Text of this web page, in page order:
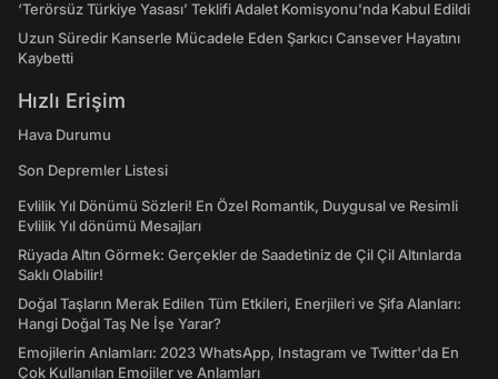
‘Terörsüz Türkiye Yasası’ Teklifi Adalet Komisyonu'nda Kabul Edildi
Uzun Süredir Kanserle Mücadele Eden Şarkıcı Cansever Hayatını
Kaybetti
Hızlı Erişim
Hava Durumu
Son Depremler Listesi
Evlilik Yıl Dönümü Sözleri! En Özel Romantik, Duygusal ve Resimli
Evlilik Yıl dönümü Mesajları
Rüyada Altın Görmek: Gerçekler de Saadetiniz de Çil Çil Altınlarda
Saklı Olabilir!
Doğal Taşların Merak Edilen Tüm Etkileri, Enerjileri ve Şifa Alanları:
Hangi Doğal Taş Ne İşe Yarar?
Emojilerin Anlamları: 2023 WhatsApp, Instagram ve Twitter'da En
Çok Kullanılan Emojiler ve Anlamları